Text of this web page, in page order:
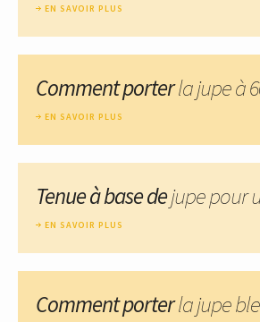
EN SAVOIR PLUS
Comment porterla jupe à
EN SAVOIR PLUS
Tenue à base dejupe pour
EN SAVOIR PLUS
Comment porterla jupe